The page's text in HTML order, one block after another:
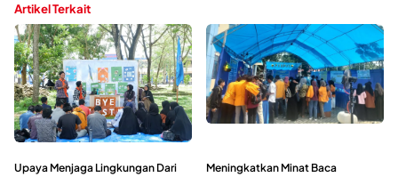
Artikel Terkait
Upaya Menjaga Lingkungan Dari
Meningkatkan Minat Baca